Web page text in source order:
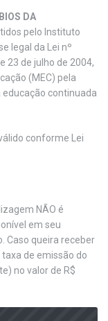
DA
pelo Instituto
legal da Lei nº
23 de julho de 2004,
(MEC) pela
educação continuada
conforme Lei
NÃO é
em seu
Caso queira receber
de emissão do
no valor de R$